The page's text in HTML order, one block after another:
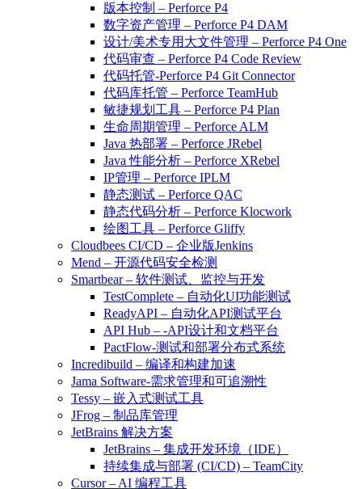
版本控制 – Perforce P4
数字资产管理 – Perforce P4 DAM
设计/美术专用大文件管理 – Perforce P4 One
代码审查 – Perforce P4 Code Review
代码托管-Perforce P4 Git Connector
代码库托管 – Perforce TeamHub
敏捷规划工具 – Perforce P4 Plan
生命周期管理 – Perforce ALM
Java 热部署 – Perforce JRebel
Java 性能分析 – Perforce XRebel
IP管理 – Perforce IPLM
静态测试 – Perforce QAC
静态代码分析 – Perforce Klocwork
绘图工具 – Perforce Gliffy
Cloudbees CI/CD – 企业版Jenkins
Mend – 开源代码安全检测
Smartbear – 软件测试、监控与开发
TestComplete – 自动化UI功能测试
ReadyAPI – 自动化API测试平台
API Hub – -API设计和文档平台
PactFlow-测试和部署分布式系统
Incredibuild – 编译和构建加速
Jama Software-需求管理和可追溯性
Tessy – 嵌入式测试工具
JFrog – 制品库管理
JetBrains 解决方案
JetBrains – 集成开发环境（IDE）
持续集成与部署 (CI/CD) – TeamCity
Cursor – AI 编程工具